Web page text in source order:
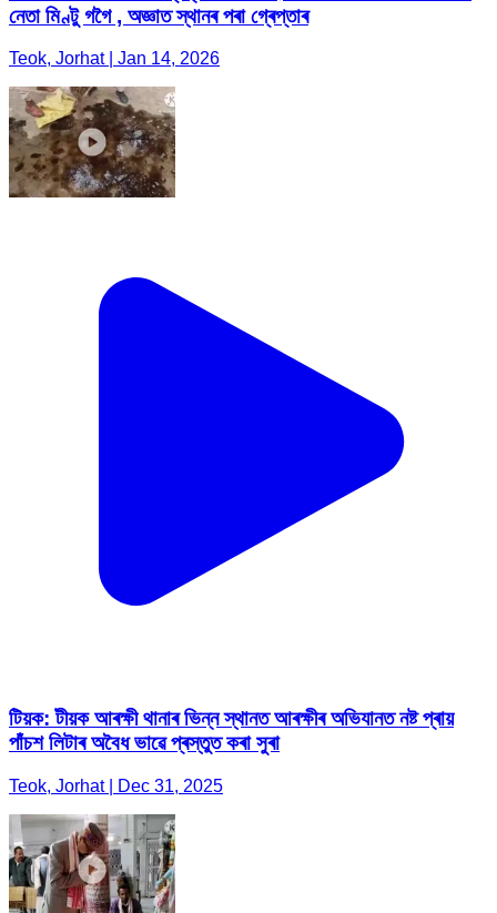
নেতা মিণ্টু গগৈ , অজ্ঞাত স্থানৰ পৰা গ্ৰেপ্তাৰ
Teok, Jorhat | Jan 14, 2026
টিয়ক: টীয়ক আৰক্ষী থানাৰ ভিন্ন স্থানত আৰক্ষীৰ অভিযানত নষ্ট প্ৰায়
পাঁচশ লিটাৰ অবৈধ ভাৱে প্ৰস্তুত কৰা সুৰা
Teok, Jorhat | Dec 31, 2025